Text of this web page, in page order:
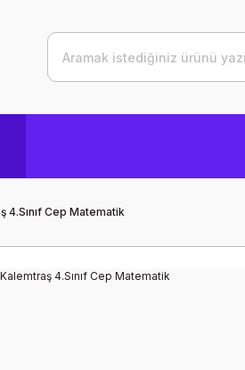
4.Sınıf Cep Matematik